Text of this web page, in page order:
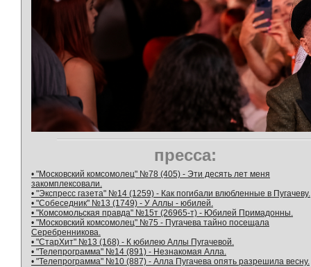
пресса:
• "Московский комсомолец" №78 (405) - Эти десять лет меня
закомплексовали.
• "Экспресс газета" №14 (1259) - Как погибали влюбленные в Пугачеву.
• "Собеседник" №13 (1749) - У Аллы - юбилей.
• "Комсомольская правда" №15т (26965-т) - Юбилей Примадонны.
• "Московский комсомолец" №75 - Пугачева тайно посещала
Серебренникова.
• "СтарХит" №13 (168) - К юбилею Аллы Пугачевой.
• "Телепрограмма" №14 (891) - Незнакомая Алла.
• "Телепрограмма" №10 (887) - Алла Пугачева опять разрешила весну.